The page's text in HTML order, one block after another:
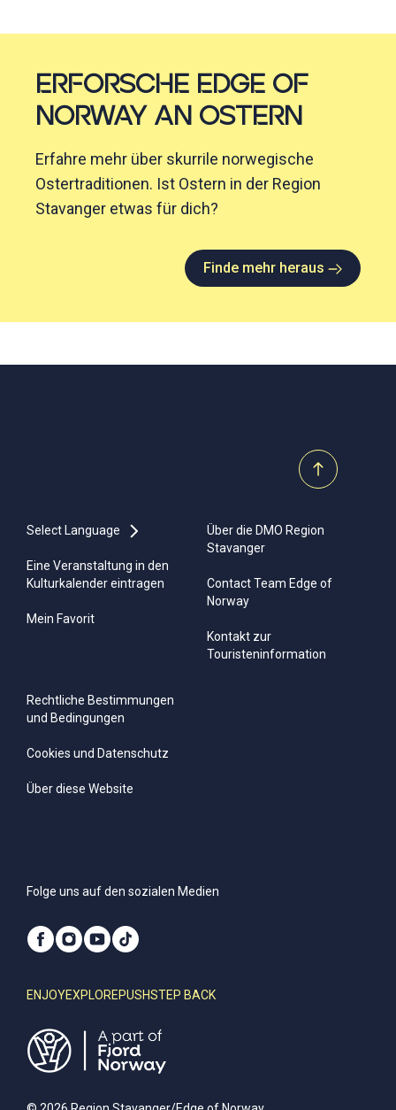
ERFORSCHE EDGE OF
NORWAY AN OSTERN
Erfahre mehr über skurrile norwegische
Ostertraditionen. Ist Ostern in der Region
Stavanger etwas für dich?
Finde mehr heraus
Select Language
Eine Veranstaltung in den
Kulturkalender eintragen
Mein Favorit
Über die DMO Region
Stavanger
Contact Team Edge of
Norway
Kontakt zur
Touristeninformation
Rechtliche Bestimmungen
und Bedingungen
Cookies und Datenschutz
Über diese Website
Folge uns auf den sozialen Medien
ENJOYEXPLOREPUSHSTEP BACK